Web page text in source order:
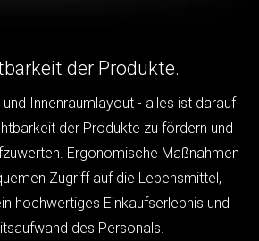
der Produkte.
und Innenraumlayout - alles ist darauf
der Produkte zu fördern und
Ergonomische Maßnahmen
Zugriff auf die Lebensmittel,
hochwertiges Einkaufserlebnis und
des Personals.